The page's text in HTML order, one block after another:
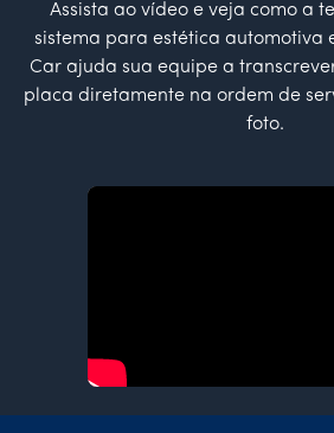
Assista ao vídeo e veja como a
sistema para estética automotiva
Car ajuda sua equipe a
placa diretamente na ordem de
foto.